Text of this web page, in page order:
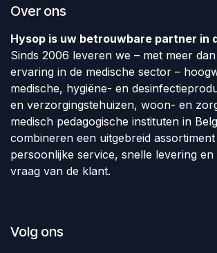
Over ons
Hysop is uw betrouwbare partner in
Sinds 2006 leveren we – met meer
ervaring in de medische sector –
medische, hygiëne- en
en verzorgingstehuizen, woon- en
medisch pedagogische instituten in
combineren een uitgebreid
persoonlijke service, snelle levering
vraag van de klant.
Volg ons